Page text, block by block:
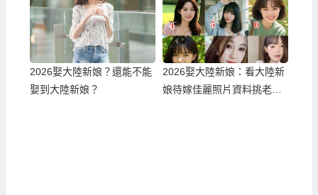
2026娶大陸新娘？還能不能
娶到大陸新娘？
2026娶大陸新娘：看大陸新
娘待嫁佳麗照片資料挑老